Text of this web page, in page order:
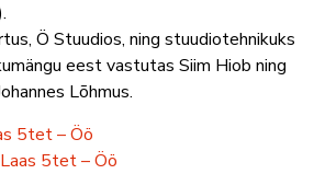
Ö Stuudios, ning stuudiotehnikuks
eest vastutas Siim Hiob ning
Lõhmus.
5tet – Öö
5tet – Öö